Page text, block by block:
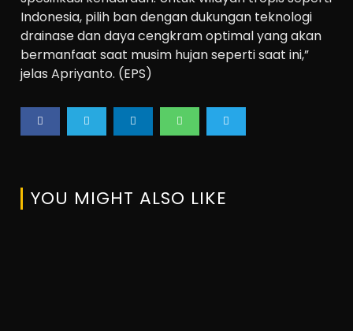
Indonesia, pilih ban dengan dukungan teknologi
drainase dan daya cengkram optimal yang akan
bermanfaat saat musim hujan seperti saat ini,”
jelas Apriyanto. (EPS)
YOU MIGHT ALSO LIKE